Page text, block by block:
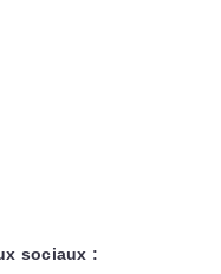
sociaux :